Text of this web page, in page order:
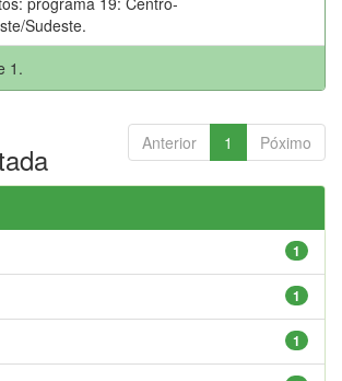
Sudeste.
1.
Anterior 1 Póximo
1
1
1